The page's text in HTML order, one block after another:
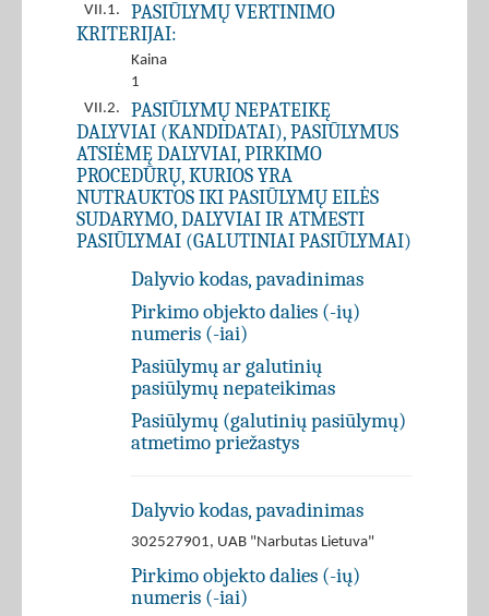
VII.1.
PASIŪLYMŲ VERTINIMO
KRITERIJAI:
Kaina
1
VII.2.
PASIŪLYMŲ NEPATEIKĘ
DALYVIAI (KANDIDATAI), PASIŪLYMUS
ATSIĖMĘ DALYVIAI, PIRKIMO
PROCEDŪRŲ, KURIOS YRA
NUTRAUKTOS IKI PASIŪLYMŲ EILĖS
SUDARYMO, DALYVIAI IR ATMESTI
PASIŪLYMAI (GALUTINIAI PASIŪLYMAI)
Dalyvio kodas, pavadinimas
Pirkimo objekto dalies (-ių)
numeris (-iai)
Pasiūlymų ar galutinių
pasiūlymų nepateikimas
Pasiūlymų (galutinių pasiūlymų)
atmetimo priežastys
Dalyvio kodas, pavadinimas
302527901, UAB "Narbutas Lietuva"
Pirkimo objekto dalies (-ių)
numeris (-iai)